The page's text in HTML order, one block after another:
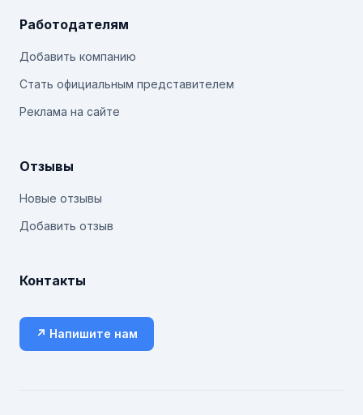
Работодателям
Добавить компанию
Стать официальным представителем
Реклама на сайте
Отзывы
Новые отзывы
Добавить отзыв
Контакты
↗ Напишите нам